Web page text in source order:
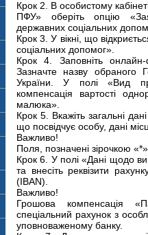
Крок 2. В особистому
ПФУ» оберіть опцію
державних соціальних
Крок 3. У вікні, що
соціальних допомог».
Крок 4. Заповніть
Зазначте назву обраного
України. У полі «Вид
компенсація вартості
малюка».
Крок 5. Вкажіть загальні
що посвідчує особу, дані
Важливо!
Поля, позначені зірочкою
Крок 6. У полі «Дані щодо
та внесіть реквізити
(IBAN).
Важливо!
Грошова компенсація
спеціальний рахунок з
уповноваженому банку.